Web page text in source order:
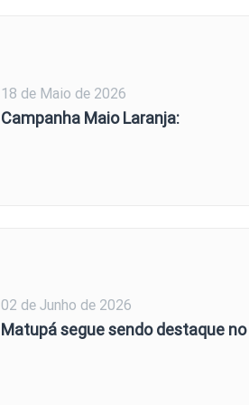
18 de Maio de 2026
Campanha Maio Laranja:
02 de Junho de 2026
Matupá segue sendo destaque